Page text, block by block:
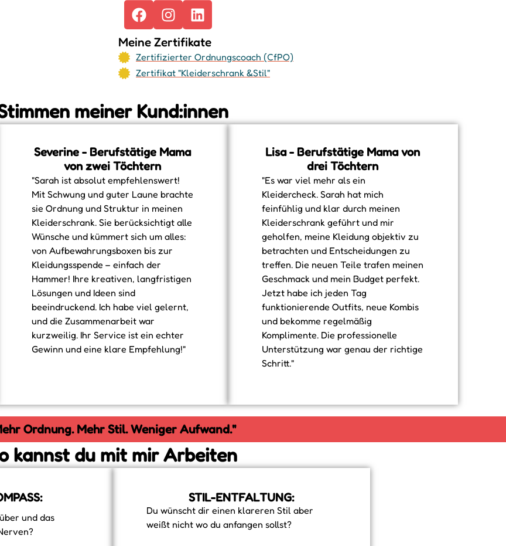
Meine Zertifikate
Zertifizierter Ordnungscoach (CfPO)
Zertifikat "Kleiderschrank &Stil"
meiner Kund:innen
Severine - Berufstätige Mama
von zwei Töchtern
"Sarah ist absolut empfehlenswert!
Mit Schwung und guter Laune brachte
sie Ordnung und Struktur in meinen
Kleiderschrank. Sie berücksichtigt alle
Wünsche und kümmert sich um alles:
von Aufbewahrungsboxen bis zur
Kleidungsspende – einfach der
Hammer! Ihre kreativen, langfristigen
Lösungen und Ideen sind
beeindruckend. Ich habe viel gelernt,
und die Zusammenarbeit war
kurzweilig. Ihr Service ist ein echter
Gewinn und eine klare Empfehlung!"
Lisa - Berufstätige Mama von
drei Töchtern
"Es war viel mehr als ein
Kleidercheck. Sarah hat mich
feinfühlig und klar durch meinen
Kleiderschrank geführt und mir
geholfen, meine Kleidung objektiv zu
betrachten und Entscheidungen zu
treffen. Die neuen Teile trafen meinen
Geschmack und mein Budget perfekt.
Jetzt habe ich jeden Tag
funktionierende Outfits, neue Kombis
und bekomme regelmäßig
Komplimente. Die professionelle
Unterstützung war genau der richtige
Schritt."
Ordnung. Mehr Stil. Weniger Aufwand."
kannst du mit mir Arbeiten
und das
STIL-ENTFALTUNG:
Du wünscht dir einen klareren Stil aber
weißt nicht wo du anfangen sollst?